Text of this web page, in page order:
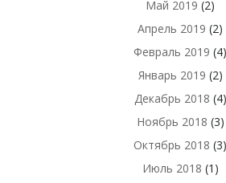
Май 2019 (2)
Апрель 2019 (2)
Февраль 2019 (4)
Январь 2019 (2)
Декабрь 2018 (4)
Ноябрь 2018 (3)
Октябрь 2018 (3)
Июль 2018 (1)